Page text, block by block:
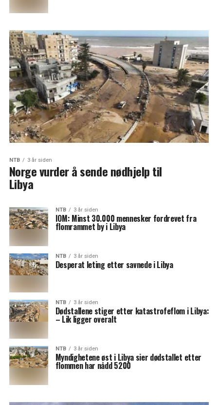
NTB 3 år siden
Norge vurder å sende nødhjelp til
Libya
NTB 3 år siden
IOM: Minst 30.000 mennesker fordrevet fra
flomrammet by i Libya
NTB 3 år siden
Desperat leting etter savnede i Libya
NTB 3 år siden
Dødstallene stiger etter katastrofeflom i Libya:
– Lik ligger overalt
NTB 3 år siden
Myndighetene øst i Libya sier dødstallet etter
flommen har nådd 5200